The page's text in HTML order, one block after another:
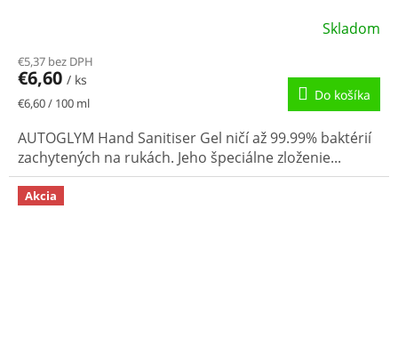
Skladom
€5,37 bez DPH
€6,60 / ks
Jednotková
€6,60 / 100 ml Do košíka
AUTOGLYM Hand Sanitiser Gel ničí až 99.99% baktérií
zachytených na rukách. Jeho špeciálne zloženie...
Akcia